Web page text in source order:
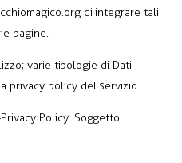
di integrare tali
pagine.
varie tipologie di Dati
privacy policy del servizio.
Privacy Policy. Soggetto